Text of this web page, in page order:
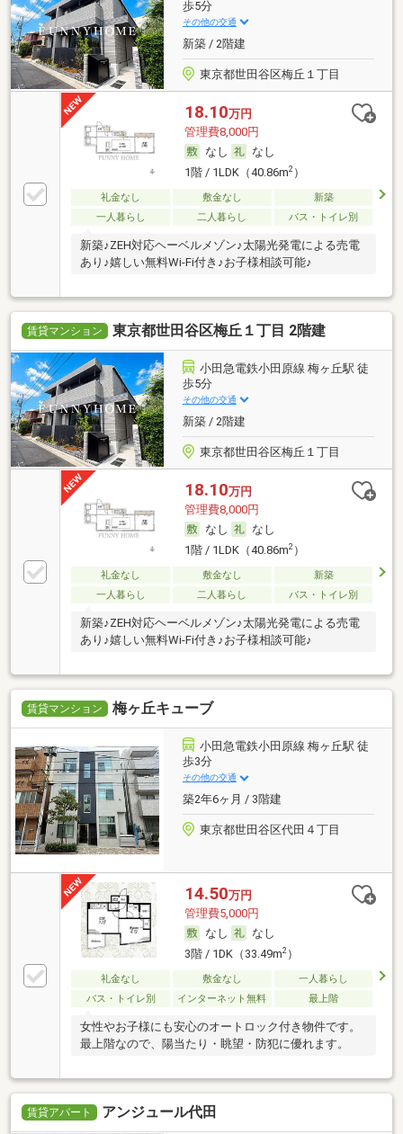
歩5分
その他の交通
新築 / 2階建
東京都世田谷区梅丘１丁目
18.10万円
管理費8,000円
なし
なし
1階 / 1LDK（40.86m2）
礼金なし 敷金なし
新築
一人暮らし
二人暮らし バス・トイレ別
新築♪ZEH対応ヘーベルメゾン♪太陽光発電による売電
あり♪嬉しい無料Wi-Fi付き♪お子様相談可能♪
賃貸マンション 東京都世田谷区梅丘１丁目 2階建
小田急電鉄小田原線 梅ヶ丘駅 徒
歩5分
その他の交通
新築 / 2階建
東京都世田谷区梅丘１丁目
18.10万円
管理費8,000円
なし
なし
1階 / 1LDK（40.86m2）
礼金なし 敷金なし
新築
一人暮らし
二人暮らし バス・トイレ別
新築♪ZEH対応ヘーベルメゾン♪太陽光発電による売電
あり♪嬉しい無料Wi-Fi付き♪お子様相談可能♪
賃貸マンション 梅ヶ丘キューブ
小田急電鉄小田原線 梅ヶ丘駅 徒
歩3分
その他の交通
築2年6ヶ月 / 3階建
東京都世田谷区代田４丁目
14.50万円
管理費5,000円
なし
なし
3階 / 1DK（33.49m2）
礼金なし 敷金なし
一人暮らし
バス・トイレ別
インターネット無料 最上階
女性やお子様にも安心のオートロック付き物件です。
最上階なので、陽当たり・眺望・防犯に優れます。
賃貸アパート アンジュール代田